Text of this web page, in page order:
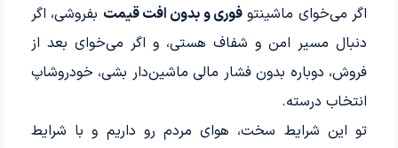
اگر می‌خوای ماشینتو فوری و بدون افت قیمت بفروشی، اگر
دنبال مسیر امن و شفاف هستی، و اگر می‌خوای بعد از
فروش، دوباره بدون فشار مالی ماشین‌دار بشی، خودروشاپ
انتخاب درسته.
تو این شرایط سخت، هوای مردم رو داریم و با شرایط